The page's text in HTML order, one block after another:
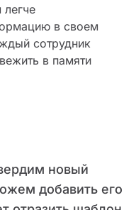
в своем
сотрудник
в памяти
новый
добавить его